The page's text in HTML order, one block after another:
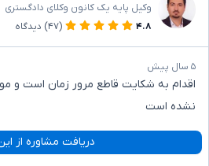
وکیل پایه یک کانون وکلای دادگستری
۴.۸
(۴۷) دیدگاه
۵ سال پیش
اقدام به شکایت قاطع مرور زمان است و
نشده است
دریافت مشاوره از